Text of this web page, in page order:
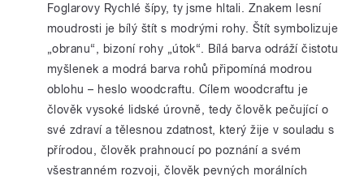
Foglarovy Rychlé šípy, ty jsme hltali. Znakem lesní
moudrosti je bílý štít s modrými rohy. Štít symbolizuje
„obranu“, bizoní rohy „útok“. Bílá barva odráží čistotu
myšlenek a modrá barva rohů připomíná modrou
oblohu – heslo woodcraftu. Cílem woodcraftu je
člověk vysoké lidské úrovně, tedy člověk pečující o
své zdraví a tělesnou zdatnost, který žije v souladu s
přírodou, člověk prahnoucí po poznání a svém
všestranném rozvoji, člověk pevných morálních